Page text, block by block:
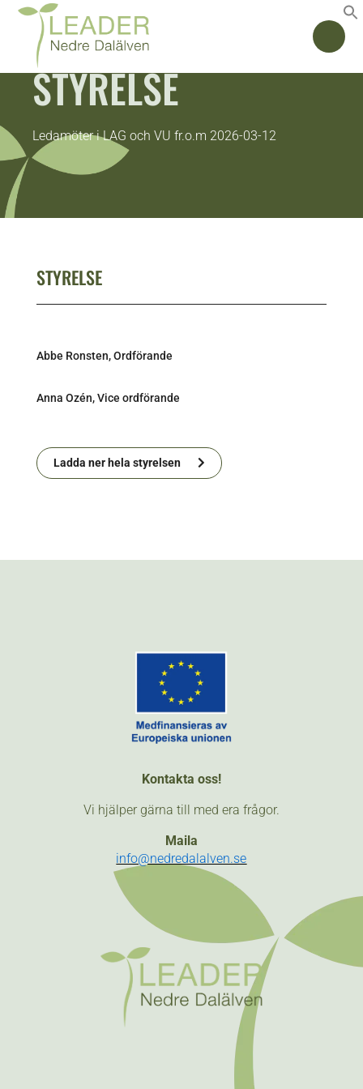
STYRELSE
Ledamöter i LAG och VU fr.o.m 2026-03-12
STYRELSE
Abbe Ronsten, Ordförande
Anna Ozén, Vice ordförande
Ladda ner hela styrelsen
Kontakta oss!
Vi hjälper gärna till med era frågor.
Maila
info@nedredalalven.se